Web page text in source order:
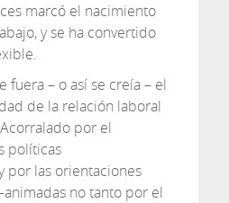
marcó el nacimiento
y se ha convertido
fuera – o así se creía – el
de la relación laboral
por el
políticas
por las orientaciones
no tanto por el